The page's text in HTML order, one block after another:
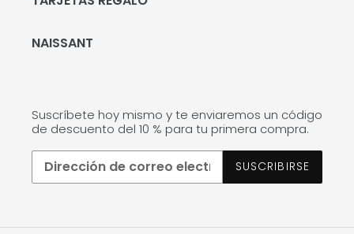
NAISSANT
Suscríbete hoy mismo y te enviaremos un código
de descuento del 10 % para tu primera compra.
SUSCRIBIRSE